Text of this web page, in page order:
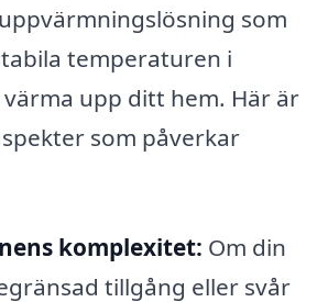
som
temperaturen i
upp ditt hem. Här är
som påverkar
komplexitet: Om din
tillgång eller svår